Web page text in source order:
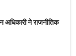
ने राजनीतिक